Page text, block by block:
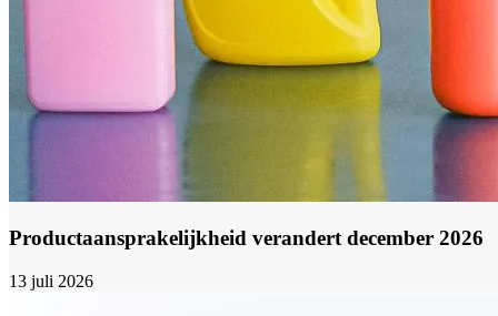
Productaansprakelijkheid verandert december 2026
13 juli 2026